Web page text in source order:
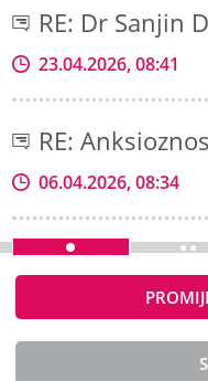
RE: Dr Sanjin
23.04.2026, 08:41
RE:
06.04.2026, 08:34